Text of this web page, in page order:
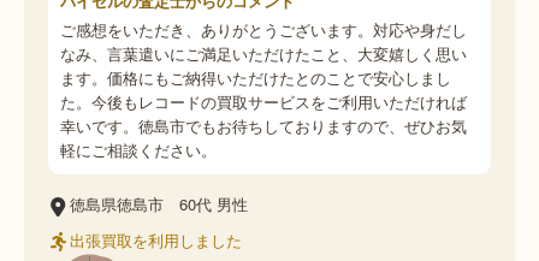
ご感想をいただき、ありがとうございます。対応や身だし
なみ、言葉遣いにご満足いただけたこと、大変嬉しく思い
ます。価格にもご納得いただけたとのことで安心しまし
た。今後もレコードの買取サービスをご利用いただければ
幸いです。徳島市でもお待ちしておりますので、ぜひお気
軽にご相談ください。
徳島県徳島市 60代 男性
出張買取を利用しました